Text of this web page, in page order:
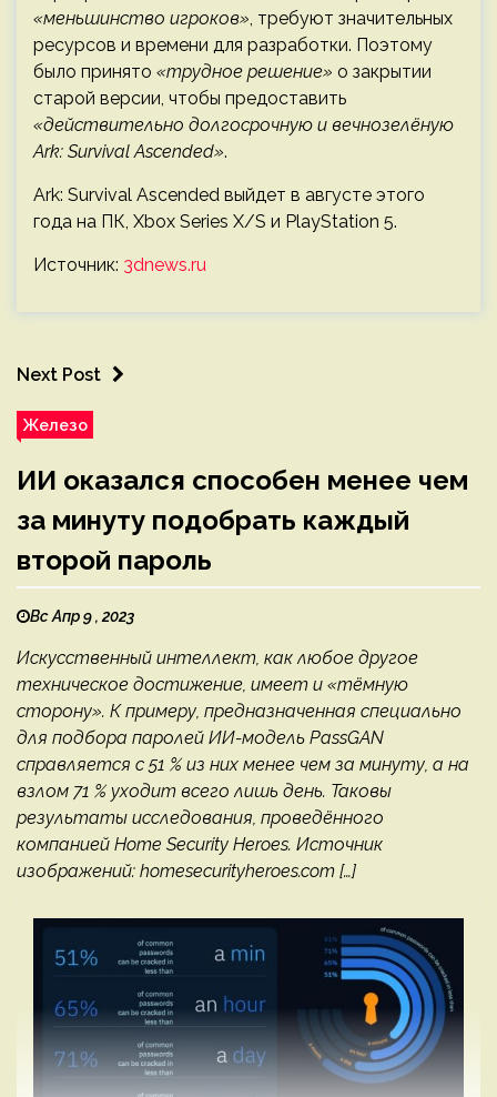
«меньшинство игроков» , требуют значительных
ресурсов и времени для разработки. Поэтому
было принято «трудное решение» о закрытии
старой версии, чтобы предоставить
«действительно долгосрочную и вечнозелёную
Ark: Survival Ascended».
Ark: Survival Ascended выйдет в августе этого
года на ПК, Xbox Series X/S и PlayStation 5.
Источник: 3dnews.ru
Next Post
Железо
ИИ оказался способен менее чем
за минуту подобрать каждый
второй пароль
Вс Апр 9 , 2023
Искусственный интеллект, как любое другое
техническое достижение, имеет и «тёмную
сторону». К примеру, предназначенная специально
для подбора паролей ИИ-модель PassGAN
справляется с 51 % из них менее чем за минуту, а на
взлом 71 % уходит всего лишь день. Таковы
результаты исследования, проведённого
компанией Home Security Heroes. Источник
изображений: homesecurityheroes.com […]